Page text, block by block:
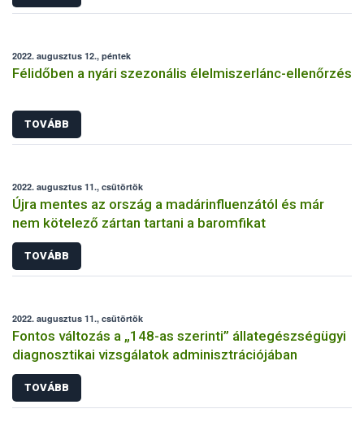
2022. augusztus 12., péntek
Félidőben a nyári szezonális élelmiszerlánc-ellenőrzés
TOVÁBB
2022. augusztus 11., csütörtök
Újra mentes az ország a madárinfluenzától és már
nem kötelező zártan tartani a baromfikat
TOVÁBB
2022. augusztus 11., csütörtök
Fontos változás a „148-as szerinti” állategészségügyi
diagnosztikai vizsgálatok adminisztrációjában
TOVÁBB